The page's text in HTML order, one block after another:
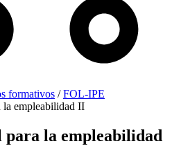
formativos /FOL-IPE
la empleabilidad II
la empleabilidad